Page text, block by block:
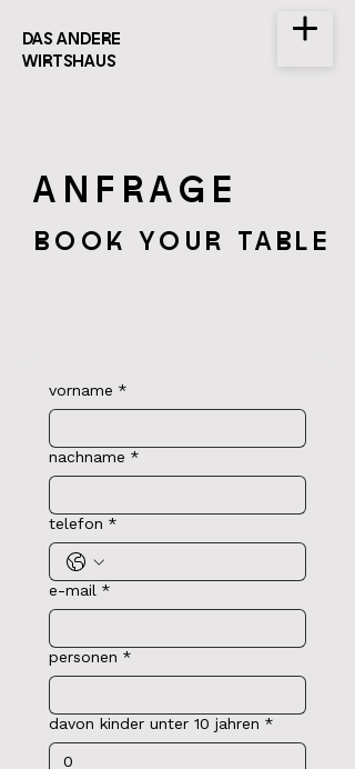
DAS ANDERE
WIRTSHAUS
ANFRAGE
BOOK YOUR TABLE
vorname *
nachname *
telefon *
e-mail *
personen *
davon kinder unter 10 jahren *